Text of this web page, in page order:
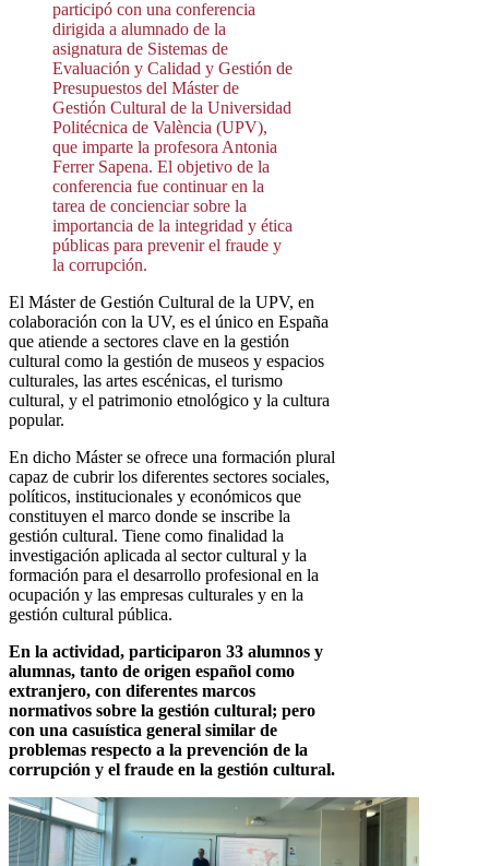
participó con una conferencia
dirigida a alumnado de la
asignatura de Sistemas de
Evaluación y Calidad y Gestión de
Presupuestos del Máster de
Gestión Cultural de la Universidad
Politécnica de València (UPV),
que imparte la profesora Antonia
Ferrer Sapena. El objetivo de la
conferencia fue continuar en la
tarea de concienciar sobre la
importancia de la integridad y ética
públicas para prevenir el fraude y
la corrupción.
El Máster de Gestión Cultural de la UPV, en
colaboración con la UV, es el único en España
que atiende a sectores clave en la gestión
cultural como la gestión de museos y espacios
culturales, las artes escénicas, el turismo
cultural, y el patrimonio etnológico y la cultura
popular.
En dicho Máster se ofrece una formación plural
capaz de cubrir los diferentes sectores sociales,
políticos, institucionales y económicos que
constituyen el marco donde se inscribe la
gestión cultural. Tiene como finalidad la
investigación aplicada al sector cultural y la
formación para el desarrollo profesional en la
ocupación y las empresas culturales y en la
gestión cultural pública.
En la actividad, participaron 33 alumnos y
alumnas, tanto de origen español como
extranjero, con diferentes marcos
normativos sobre la gestión cultural; pero
con una casuística general similar de
problemas respecto a la prevención de la
corrupción y el fraude en la gestión cultural.